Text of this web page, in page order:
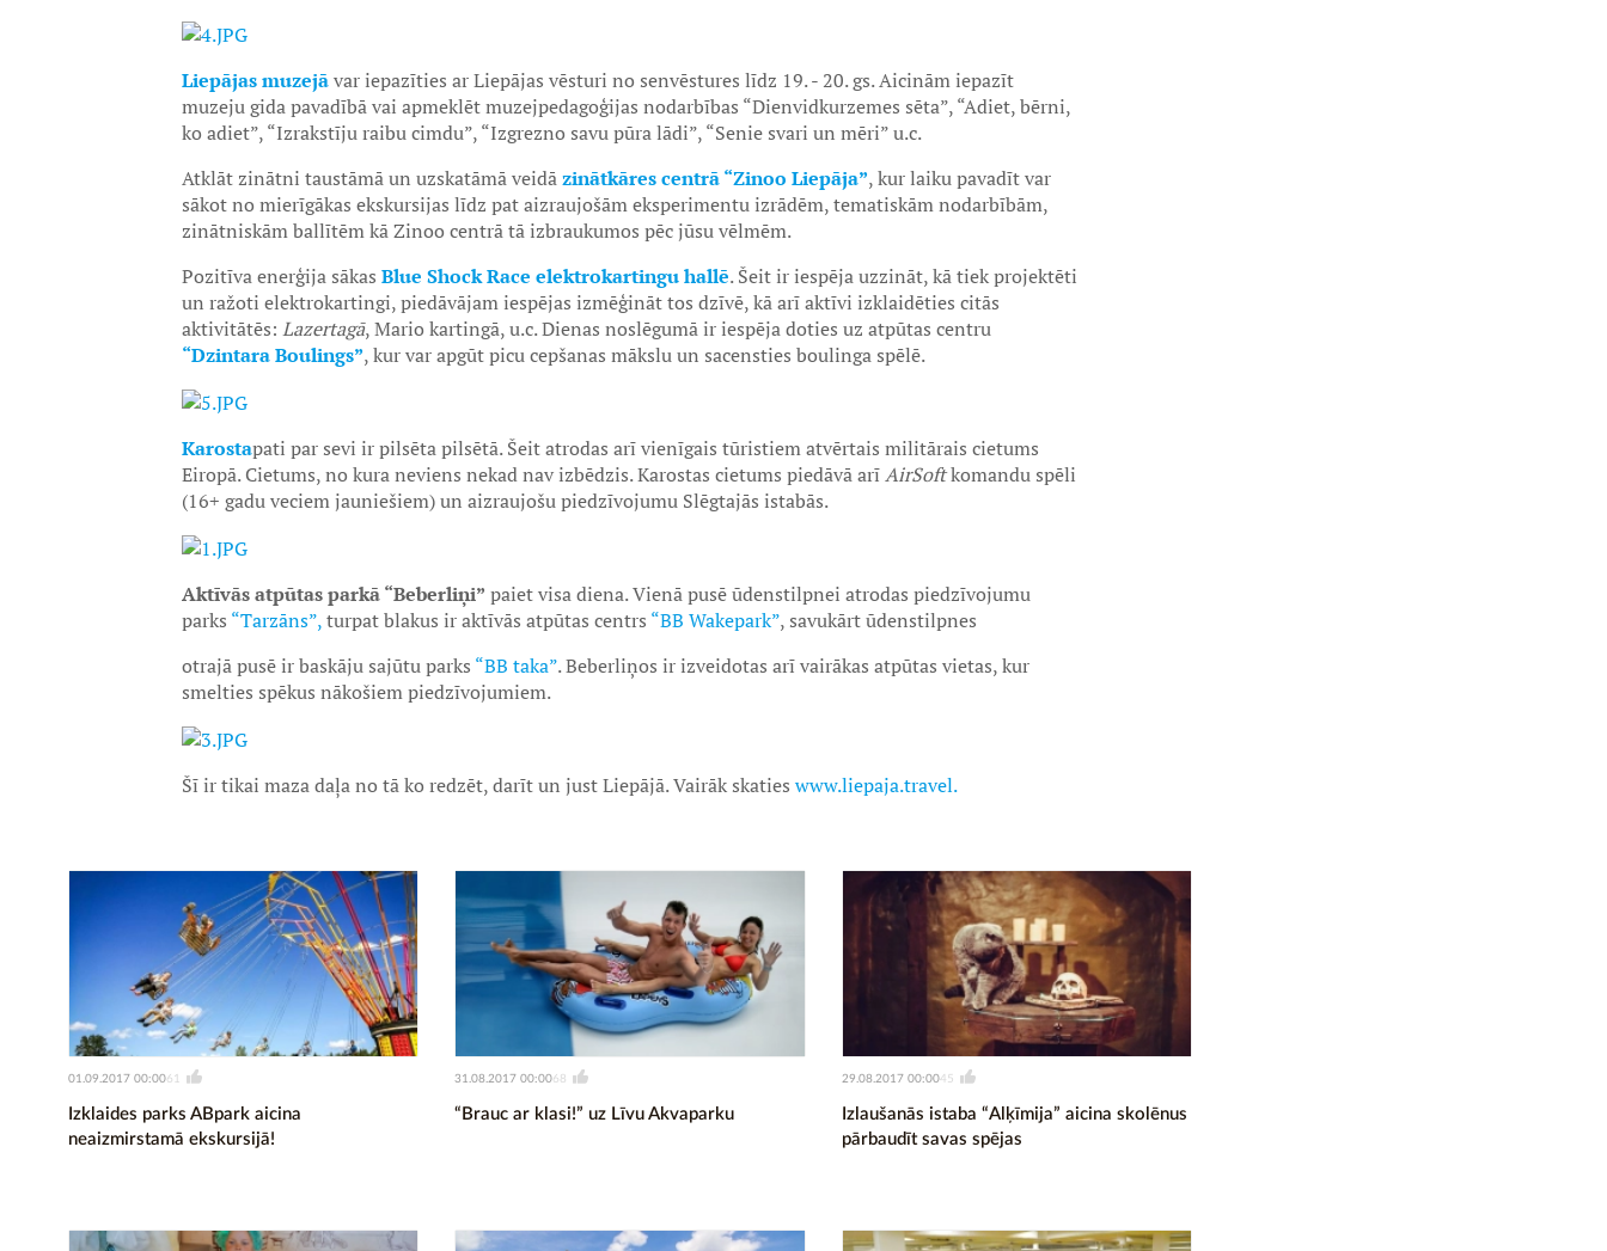
Liepājas muzejāvar iepazīties ar Liepājas vēsturi no senvēstures līdz 19. - 20. gs. Aicinām iepazīt
muzeju gida pavadībā vai apmeklēt muzejpedagoģijas nodarbības “Dienvidkurzemes sēta”, “Adiet, bērni,
ko adiet”, “Izrakstīju raibu cimdu”, “Izgrezno savu pūra lādi”, “Senie svari un mēri” u.c.
Atklāt zinātni taustāmā un uzskatāmā veidāzinātkāres centrā “Zinoo Liepāja”, kur laiku pavadīt var
sākot no mierīgākas ekskursijas līdz pat aizraujošām eksperimentu izrādēm, tematiskām nodarbībām,
zinātniskām ballītēm kā Zinoo centrā tā izbraukumos pēc jūsu vēlmēm.
Pozitīva enerģija sākas Blue Shock Race elektrokartingu hallē. Šeit ir iespēja uzzināt, kā tiek projektēti
un ražoti elektrokartingi, piedāvājam iespējas izmēģināt tos dzīvē, kā arī aktīvi izklaidēties citās
aktivitātēs: Lazertagā, Mario kartingā, u.c. Dienas noslēgumā ir iespēja doties uz atpūtas centru
“Dzintara Boulings”, kur var apgūt picu cepšanas mākslu un sacensties boulinga spēlē.
Karostapati par sevi ir pilsēta pilsētā. Šeit atrodas arī vienīgais tūristiem atvērtais militārais cietums
Eiropā. Cietums, no kura neviens nekad nav izbēdzis. Karostas cietums piedāvā arīAirSoftkomandu spēli
(16+ gadu veciem jauniešiem) un aizraujošu piedzīvojumu Slēgtajās istabās.
Aktīvās atpūtas parkā “Beberliņi” paiet visa diena. Vienā pusē ūdenstilpnei atrodas piedzīvojumu
parks “Tarzāns”,turpat blakus ir aktīvās atpūtas centrs “BB Wakepark”, savukārt ūdenstilpnes
otrajā pusē ir baskāju sajūtu parks “BB taka”. Beberliņos ir izveidotas arī vairākas atpūtas vietas, kur
smelties spēkus nākošiem piedzīvojumiem.
Šī ir tikai maza daļa no tā ko redzēt, darīt un just Liepājā. Vairāk skaties www.liepaja.travel.
Izklaides parks ABpark aicina
neaizmirstamā ekskursijā!
01.09.2017 00:0061
“Brauc ar klasi!” uz Līvu Akvaparku
31.08.2017 00:0068
Izlaušanās istaba “Alķīmija” aicina skolēnus
pārbaudīt savas spējas
29.08.2017 00:0045